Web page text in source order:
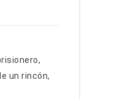
un rincón,